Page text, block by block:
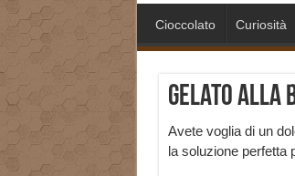
Cioccolato Curiosità
Gelato alla
Avete voglia di un
la soluzione perfetta